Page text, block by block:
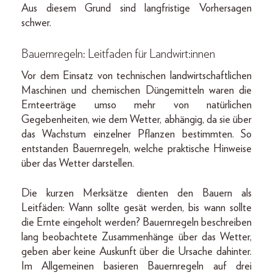
Aus diesem Grund sind langfristige Vorhersagen
schwer.
Bauernregeln: Leitfaden für Landwirt:innen
Vor dem Einsatz von technischen landwirtschaftlichen
Maschinen und chemischen Düngemitteln waren die
Ernteerträge umso mehr von natürlichen
Gegebenheiten, wie dem Wetter, abhängig, da sie über
das Wachstum einzelner Pflanzen bestimmten. So
entstanden Bauernregeln, welche praktische Hinweise
über das Wetter darstellen.
Die kurzen Merksätze dienten den Bauern als
Leitfäden: Wann sollte gesät werden, bis wann sollte
die Ernte eingeholt werden? Bauernregeln beschreiben
lang beobachtete Zusammenhänge über das Wetter,
geben aber keine Auskunft über die Ursache dahinter.
Im Allgemeinen basieren Bauernregeln auf drei